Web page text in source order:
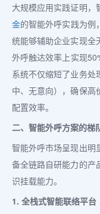
大规模应用实践证明，
金的智能外呼实践为例
统能够辅助企业实现全
外呼触达效率上实现
系统不仅缩短了业务处
中、无意向），确保高
配置效率。
二、智能外呼方案的梯
智能外呼市场呈现出明
备全链路自研能力的产
识挂载能力。
1. 全栈式智能联络平台